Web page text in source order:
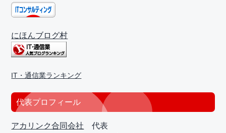
にほんブログ村
IT・通信業ランキング
代表プロフィール
アカリンク合同会社 代表